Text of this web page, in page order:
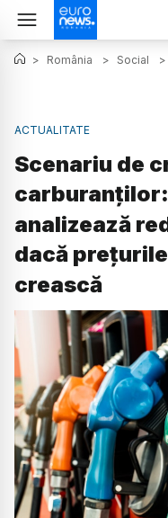
> România > Social >
ACTUALITATE
Scenariu de
analizează
dacă
crească